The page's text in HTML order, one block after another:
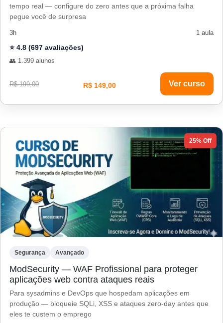
tempo real — configure do zero antes que a próxima falha
pegue você de surpresa
3h 1 aula
⭐ 4.8 (697 avaliações)
👥 1.399 alunos
R$ 199,00 R$ 149,00 Ver curso
25% Off
Segurança Avançado
ModSecurity — WAF Profissional para proteger
aplicações web contra ataques reais
Para sysadmins e DevOps que hospedam aplicações em
produção — bloqueie SQLi, XSS e ataques zero-day antes que
eles te custem o emprego